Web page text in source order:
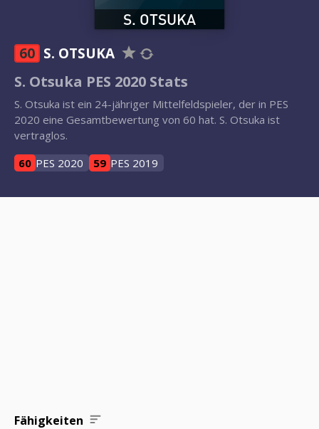
S. OTSUKA
60 S. OTSUKA
S. Otsuka PES 2020 Stats
S. Otsuka ist ein 24-jähriger Mittelfeldspieler, der in PES
2020 eine Gesamtbewertung von 60 hat. S. Otsuka ist
vertraglos.
60 PES 2020 59 PES 2019
Fähigkeiten